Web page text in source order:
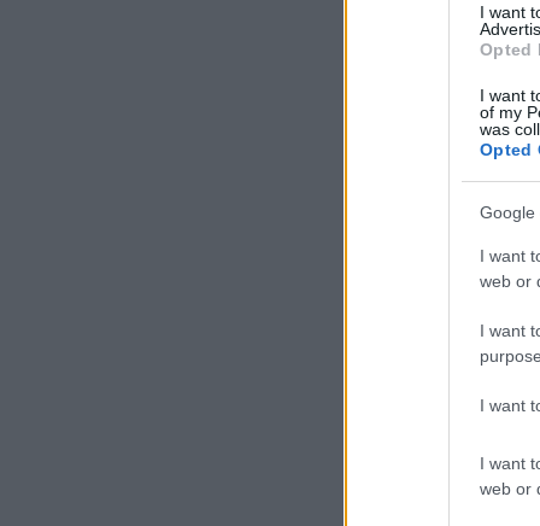
I want
Opted
I want
of my
was
Opted
Google
I want
web or
I want
I want
I want
web or
Previous slide